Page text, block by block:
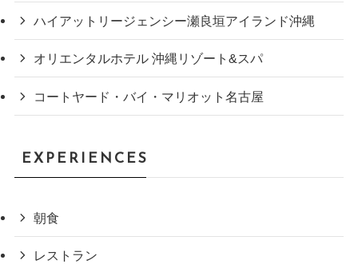
ハイアットリージェンシー瀬良垣アイランド沖縄
オリエンタルホテル 沖縄リゾート&スパ
コートヤード・バイ・マリオット名古屋
EXPERIENCES
朝食
レストラン